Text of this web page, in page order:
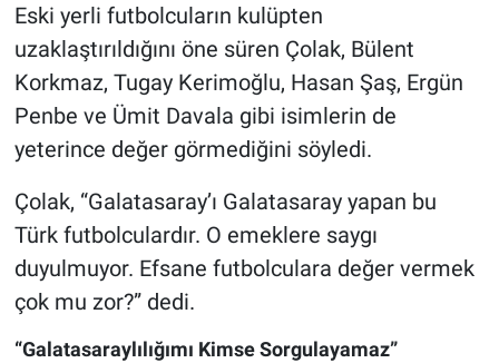
Eski yerli futbolcuların kulüpten
uzaklaştırıldığını öne süren Çolak, Bülent
Korkmaz, Tugay Kerimoğlu, Hasan Şaş, Ergün
Penbe ve Ümit Davala gibi isimlerin de
yeterince değer görmediğini söyledi.
Çolak, “Galatasaray’ı Galatasaray yapan bu
Türk futbolculardır. O emeklere saygı
duyulmuyor. Efsane futbolculara değer vermek
çok mu zor?” dedi.
“Galatasaraylılığımı Kimse Sorgulayamaz”